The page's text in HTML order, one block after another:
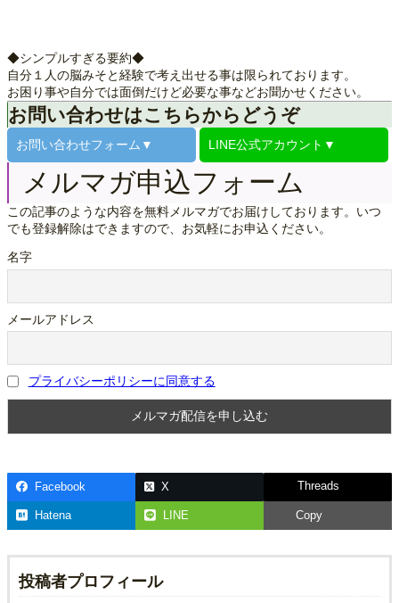
◆シンプルすぎる要約◆
自分１人の脳みそと経験で考え出せる事は限られております。
お困り事や自分では面倒だけど必要な事などお聞かせください。
お問い合わせはこちらからどうぞ
お問い合わせフォーム▼ LINE公式アカウント▼
メルマガ申込フォーム
この記事のような内容を無料メルマガでお届けしております。いつ
でも登録解除はできますので、お気軽にお申込ください。
名字
メールアドレス
プライバシーポリシーに同意する
Facebook X Threads
Hatena LINE Copy
投稿者プロフィール